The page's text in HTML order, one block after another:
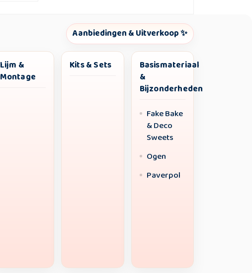
Aanbiedingen & Uitverkoop ✨
Lijm &
Montage
Kits & Sets
Basismateriaal
&
Bijzonderheden
Fake Bake
& Deco
Sweets
Ogen
Paverpol